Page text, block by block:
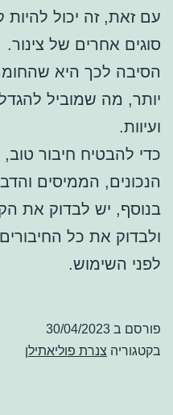
עם זאת, זה יכול
סוגים אחרים של צינור.
הסיבה לכך היא
יותר, מה שמוביל
ועיוות.
כדי להבטיח חיבור
הנכונים, הממיסים
בנוסף, יש לבדוק את
ולבדוק את כל
לפני השימוש.
פורסם ב 30/04/2023
בקטגוריה צנרת פוליאתילן